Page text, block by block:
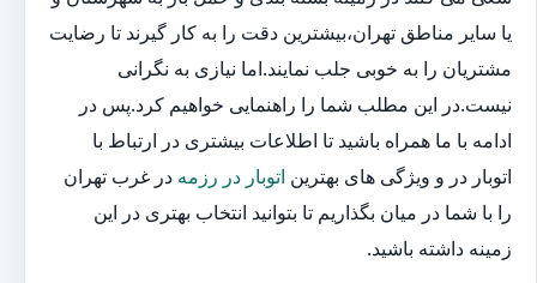
یا سایر مناطق تهران،بیشترین دقت را به کار گیرند تا رضایت
مشتریان را به خوبی جلب نمایند.اما نیازی به نگرانی
نیست.در این مطلب شما را راهنمایی خواهیم کرد.پس در
ادامه با ما همراه باشید تا اطلاعات بیشتری در ارتباط با
اتوبار در و ویژگی های بهترین اتوبار در رزمه در غرب تهران
را با شما در میان بگذاریم تا بتوانید انتخاب بهتری در این
زمینه داشته باشید.